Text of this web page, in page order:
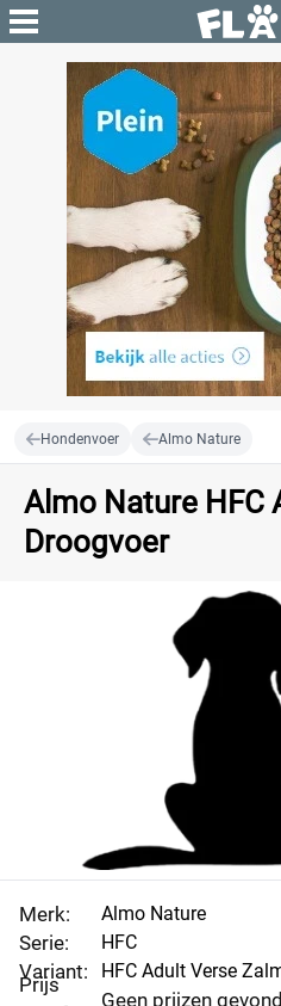
Hondenvoer Almo Nature
Almo Nature HFC
Droogvoer
Merk:
Serie:
Variant:
Prijs
Almo Nature
HFC
HFC Adult Verse
Geen prijzen